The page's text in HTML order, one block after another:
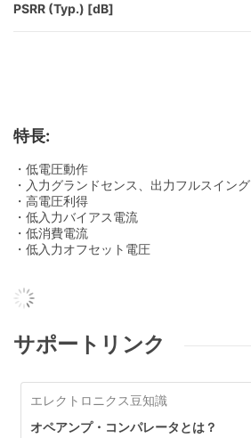
PSRR (Typ.) [dB]
特長:
・低電圧動作
・入力グランドセンス、出力フルスイング
・高電圧利得
・低入力バイアス電流
・低消費電流
・低入力オフセット電圧
サポートリンク
エレクトロニクス豆知識
オペアンプ・コンパレータとは？